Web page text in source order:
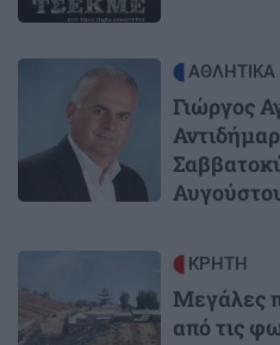
ΑΘΛΗΤΙΚΑ
Γιώργος
ΚΡΗΤΗ
Μεγάλες
από τις